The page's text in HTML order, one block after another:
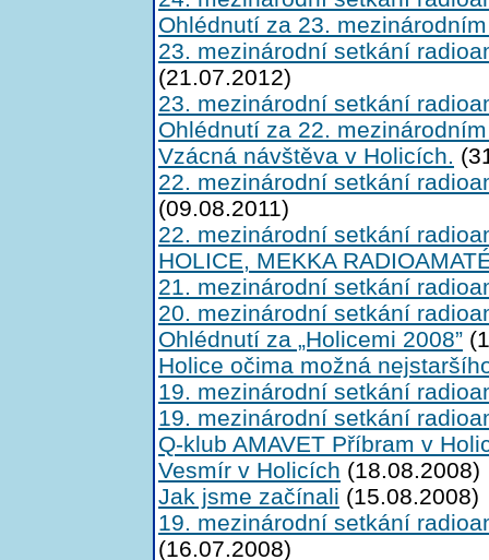
Ohlédnutí za 23.
23. mezinárodní setkání
(21.07.2012)
23. mezinárodní setkání
Ohlédnutí za 22.
Vzácná návštěva v Holicích.
22. mezinárodní setkání
(09.08.2011)
22. mezinárodní setkání
HOLICE, MEKKA
21. mezinárodní setkání
20. mezinárodní setkání
Ohlédnutí za „Holicemi 2008”
Holice očima možná
19. mezinárodní setkání
19. mezinárodní setkání
Q-klub AMAVET Příbram v
Vesmír v Holicích (18.08.2008)
Jak jsme začínali (15.08.2008)
19. mezinárodní setkání
(16.07.2008)